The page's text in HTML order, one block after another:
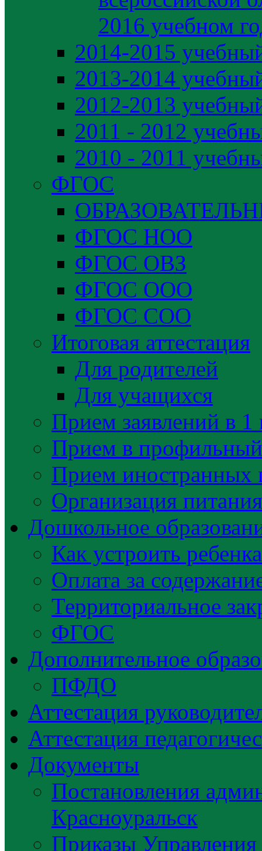
2016 учебном
2014-2015
2013-2014
2012-2013
2011 - 2012
2010 - 2011
ФГОС
ФГОС НОО
ФГОС ОВЗ
ФГОС ООО
ФГОС СОО
Итоговая аттестация
Для родителей
Для учащихся
Прием заявлений в 1
Прием в
Прием иностранных
Организация
Дошкольное
Как устроить
Оплата за
Территориальное
ФГОС
Дополнительное
ПФДО
Аттестация
Аттестация
Документы
Постановления
Красноуральск
Приказы Управления